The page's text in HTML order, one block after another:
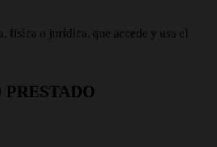
física o jurídica, que accede y usa el